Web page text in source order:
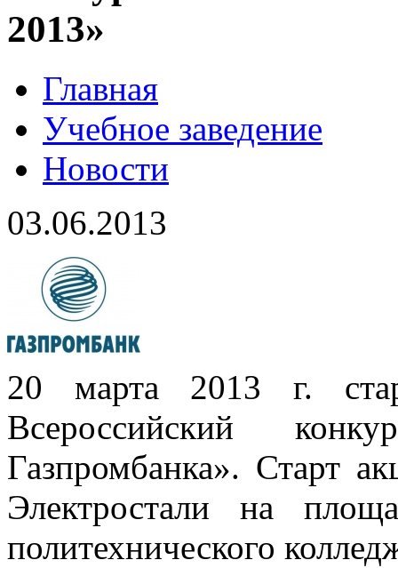
2013»
Главная
Учебное заведение
Новости
03.06.2013
20 марта 2013 г.
Всероссийский
Газпромбанка». Старт
Электростали на
политехнического